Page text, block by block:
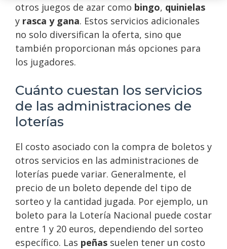
otros juegos de azar como bingo, quinielas
y rasca y gana. Estos servicios adicionales
no solo diversifican la oferta, sino que
también proporcionan más opciones para
los jugadores.
Cuánto cuestan los servicios
de las administraciones de
loterías
El costo asociado con la compra de boletos y
otros servicios en las administraciones de
loterías puede variar. Generalmente, el
precio de un boleto depende del tipo de
sorteo y la cantidad jugada. Por ejemplo, un
boleto para la Lotería Nacional puede costar
entre 1 y 20 euros, dependiendo del sorteo
específico. Las peñas suelen tener un costo